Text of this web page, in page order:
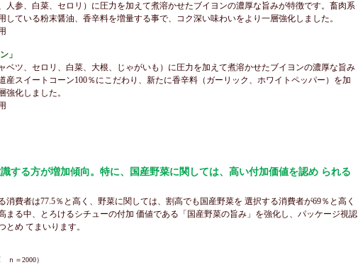
人参、白菜、セロリ）に圧力を加えて煮溶かせたブイヨンの濃厚な旨みが特徴です。畜肉系
している粉末醤油、香辛料を増量する事で、コク深い味わいをより一層強化しました。
」
ベツ、セロリ、白菜、大根、じゃがいも）に圧力を加えて煮溶かせたブイヨンの濃厚な旨み
産スイートコーン100％にこだわり、新たに香辛料（ガーリック、ホワイトペッパー）を加
強化しました。
する方が増加傾向。特に、国産野菜に関しては、高い付加価値を認め られる
費者は77.5％と高く、野菜に関しては、割高でも国産野菜を 選択する消費者が69％と高く
まる中、とろけるシチューの付加 価値である「国産野菜の旨み」を強化し、パッケージ視認
上につとめ てまいります。
＝2000）